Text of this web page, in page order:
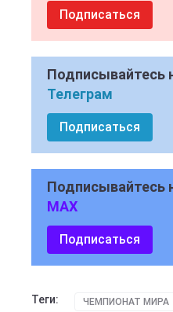
Подписаться
Подписывайтесь
Телеграм
Подписаться
Подписывайтесь
MAX
Подписаться
Теги: ЧЕМПИОНАТ МИРА